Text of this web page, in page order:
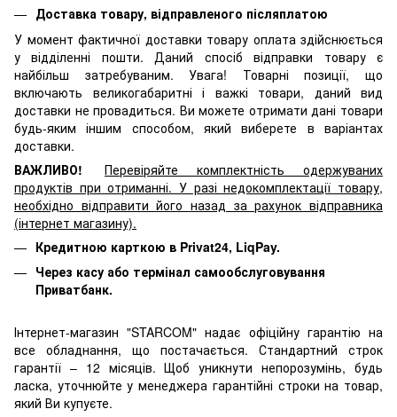
Доставка товару, відправленого післяплатою
У момент фактичної доставки товару оплата здійснюється
у відділенні пошти. Даний спосіб відправки товару є
найбільш затребуваним. Увага! Товарні позиції, що
включають великогабаритні і важкі товари, даний вид
доставки не провадиться. Ви можете отримати дані товари
будь-яким іншим способом, який виберете в варіантах
доставки.
ВАЖЛИВО!
Перевіряйте комплектність одержуваних
продуктів при отриманні. У разі недокомплектації товару,
необхідно відправити його назад за рахунок відправника
(інтернет магазину).
Кредитною карткою в Privat24, LiqPay.
Через касу або термінал самообслуговування
Приватбанк.
Інтернет-магазин "STARCOM" надає офіційну гарантію на
все обладнання, що постачається. Стандартний строк
гарантії – 12 місяців. Щоб уникнути непорозумінь, будь
ласка, уточнюйте у менеджера гарантійні строки на товар,
який Ви купуєте.